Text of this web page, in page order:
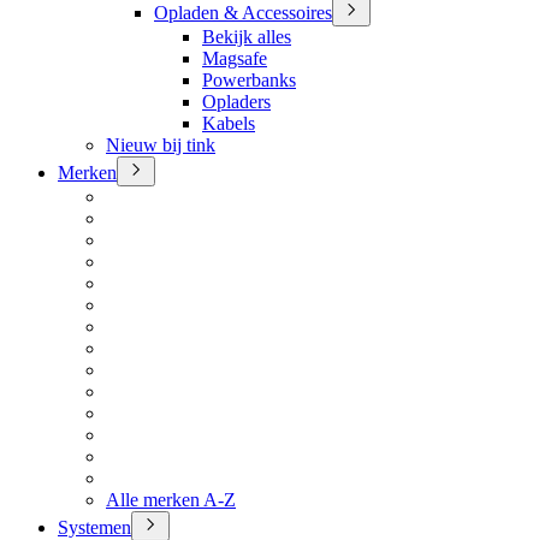
Opladen & Accessoires
Bekijk alles
Magsafe
Powerbanks
Opladers
Kabels
Nieuw bij tink
Merken
Alle merken A-Z
Systemen